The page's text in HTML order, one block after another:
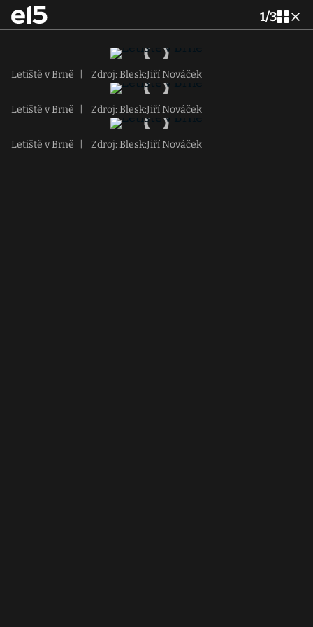
1/3
Letiště v Brně Zdroj: Blesk:Jiří Nováček
Letiště v Brně Zdroj: Blesk:Jiří Nováček
Letiště v Brně Zdroj: Blesk:Jiří Nováček